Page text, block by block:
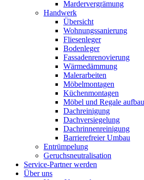
Mardervergrämung
Handwerk
Übersicht
Wohnungssanierung
Fliesenleger
Bodenleger
Fassadenrenovierung
Wärmedämmung
Malerarbeiten
Möbelmontagen
Küchenmontagen
Möbel und Regale
Dachreinigung
Dachversiegelung
Dachrinnenreinigung
Barrierefreier Umbau
Entrümpelung
Geruchsneutralisation
Service-Partner werden
Über uns